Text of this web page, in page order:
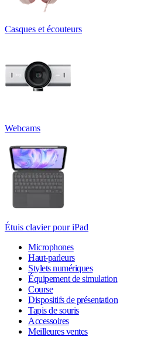
Casques et écouteurs
Webcams
Étuis clavier pour iPad
Microphones
Haut-parleurs
Stylets numériques
Équipement de simulation
Course
Dispositifs de présentation
Tapis de souris
Accessoires
Meilleures ventes